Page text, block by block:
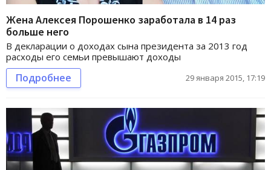
Жена Алексея Порошенко заработала в 14 раз
больше него
В декларации о доходах сына президента за 2013 год
расходы его семьи превышают доходы
Подробнее 29 января 2015, 17:19